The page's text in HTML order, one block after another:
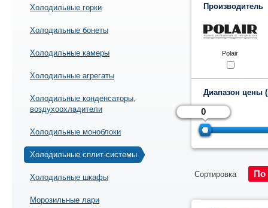
Холодильные горки
Холодильные бонеты
Холодильные камеры
Холодильные агрегаты
Холодильные конденсаторы,
воздухоохладители
Холодильные моноблоки
Холодильные сплит-системы
Холодильные шкафы
Морозильные лари
Производитель
Polair
Диапазон цены
Сортировка По